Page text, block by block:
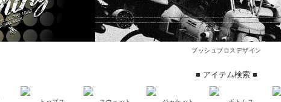
ブッシュブロスデザイン
■ アイテム検索 ■